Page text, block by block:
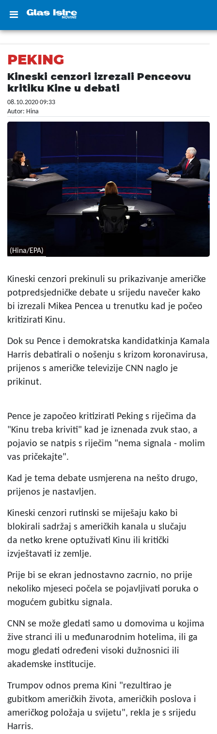
PEKING
Kineski cenzori izrezali Penceovu
kritiku Kine u debati
08.10.2020 09:33
Autor: Hina
(Hina/EPA)
Kineski cenzori prekinuli su prikazivanje američke
potpredsjedničke debate u srijedu navečer kako
bi izrezali Mikea Pencea u trenutku kad je počeo
kritizirati Kinu.
Dok su Pence i demokratska kandidatkinja Kamala
Harris debatirali o nošenju s krizom koronavirusa,
prijenos s američke televizije CNN naglo je
prikinut.
Pence je započeo kritizirati Peking s riječima da
"Kinu treba kriviti" kad je iznenada zvuk stao, a
pojavio se natpis s riječim "nema signala - molim
vas pričekajte".
Kad je tema debate usmjerena na nešto drugo,
prijenos je nastavljen.
Kineski cenzori rutinski se miješaju kako bi
blokirali sadržaj s američkih kanala u slučaju
da netko krene optuživati Kinu ili kritički
izvještavati iz zemlje.
Prije bi se ekran jednostavno zacrnio, no prije
nekoliko mjeseci počela se pojavljivati poruka o
mogućem gubitku signala.
CNN se može gledati samo u domovima u kojima
žive stranci ili u međunarodnim hotelima, ili ga
mogu gledati određeni visoki dužnosnici ili
akademske institucije.
Trumpov odnos prema Kini "rezultirao je
gubitkom američkih života, američkih poslova i
američkog položaja u svijetu", rekla je s srijedu
Harris.